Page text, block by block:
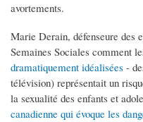
avortements.
Marie Derain, défenseure des
Semaines Sociales comment
dramatiquement idéalisées -
télévision) représentait un
la sexualité des enfants et
canadienne qui évoque les